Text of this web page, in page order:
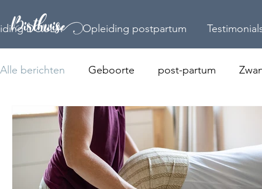
DOULA Opleiding postpartum
Alle berichten Geboorte post-partum